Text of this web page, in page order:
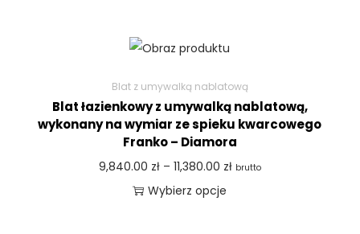
Blat z umywalką nablatową
Blat łazienkowy z umywalką nablatową,
wykonany na wymiar ze spieku kwarcowego
Franko – Diamora
9,840.00 zł – 11,380.00 zł brutto
Wybierz opcje